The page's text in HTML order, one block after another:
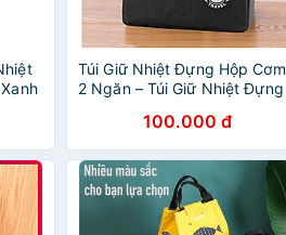
Túi Giữ Nhiệt Đựng Hộp Cơm
2 Ngăn – Túi Giữ Nhiệt Đựng
Nước Chính Hãng - PHỤ KIỆN
NHÀ BẾP KHÁC
100.000 đ